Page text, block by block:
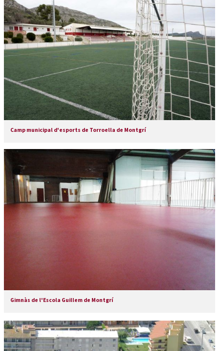
Camp municipal d'esports de Torroella de Montgrí
Gimnàs de l'Escola Guillem de Montgrí